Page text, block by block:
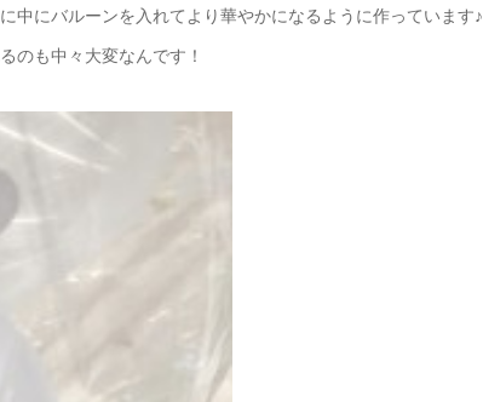
中にバルーンを入れてより華やかになるように作っています♪
のも中々大変なんです！